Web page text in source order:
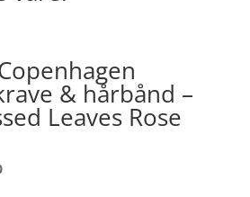
& hårbånd –
Leaves Rose
Den